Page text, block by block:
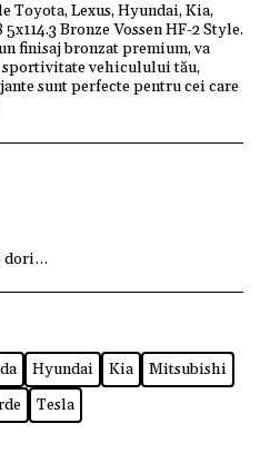
Toyota, Lexus, Hyundai, Kia,
Bronze Vossen HF-2 Style.
finisaj bronzat premium, va
sportivitate vehiculului tău,
sunt perfecte pentru cei care
ne dorim ca fiecare client
Hyundai Kia
Mitsubishi
Tesla